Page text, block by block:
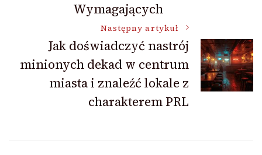
Wymagających
Następny artykuł
Jak doświadczyć nastrój
minionych dekad w centrum
miasta i znaleźć lokale z
charakterem PRL